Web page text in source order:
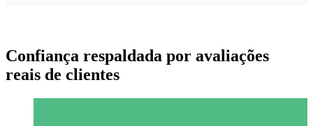
Confiança respaldada por avaliações
reais de clientes